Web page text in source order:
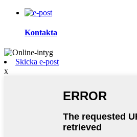
Kontakta
Skicka e-post
x